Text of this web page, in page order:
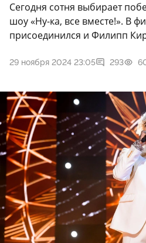
Сегодня сотня выбирает
шоу «Ну-ка, все вместе!». В
присоединился и Филипп
29 ноября 2024 23:05 293